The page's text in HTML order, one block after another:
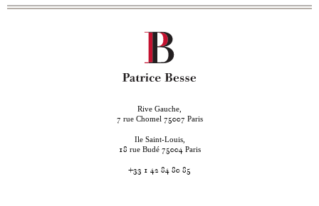
Rive Gauche,
7 rue Chomel 75007 Paris
Ile Saint-Louis,
18 rue Budé 75004 Paris
+33 1 42 84 80 85